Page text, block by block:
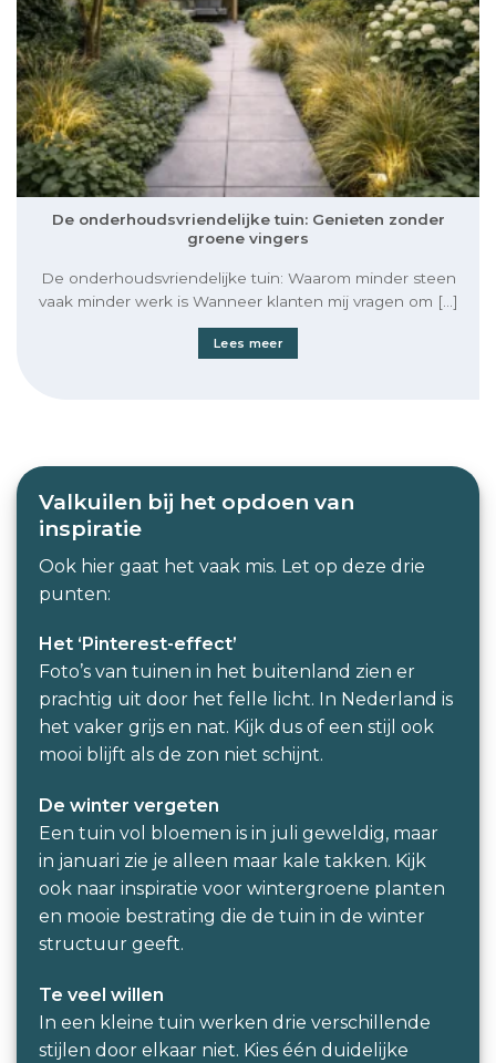
De onderhoudsvriendelijke tuin: Genieten zonder
groene vingers
De onderhoudsvriendelijke tuin: Waarom minder steen
vaak minder werk is Wanneer klanten mij vragen om [...]
Lees meer
Valkuilen bij het opdoen van
inspiratie
Ook hier gaat het vaak mis. Let op deze drie
punten:
Het ‘Pinterest-effect’
Foto’s van tuinen in het buitenland zien er
prachtig uit door het felle licht. In Nederland is
het vaker grijs en nat. Kijk dus of een stijl ook
mooi blijft als de zon niet schijnt.
De winter vergeten
Een tuin vol bloemen is in juli geweldig, maar
in januari zie je alleen maar kale takken. Kijk
ook naar inspiratie voor wintergroene planten
en mooie bestrating die de tuin in de winter
structuur geeft.
Te veel willen
In een kleine tuin werken drie verschillende
stijlen door elkaar niet. Kies één duidelijke